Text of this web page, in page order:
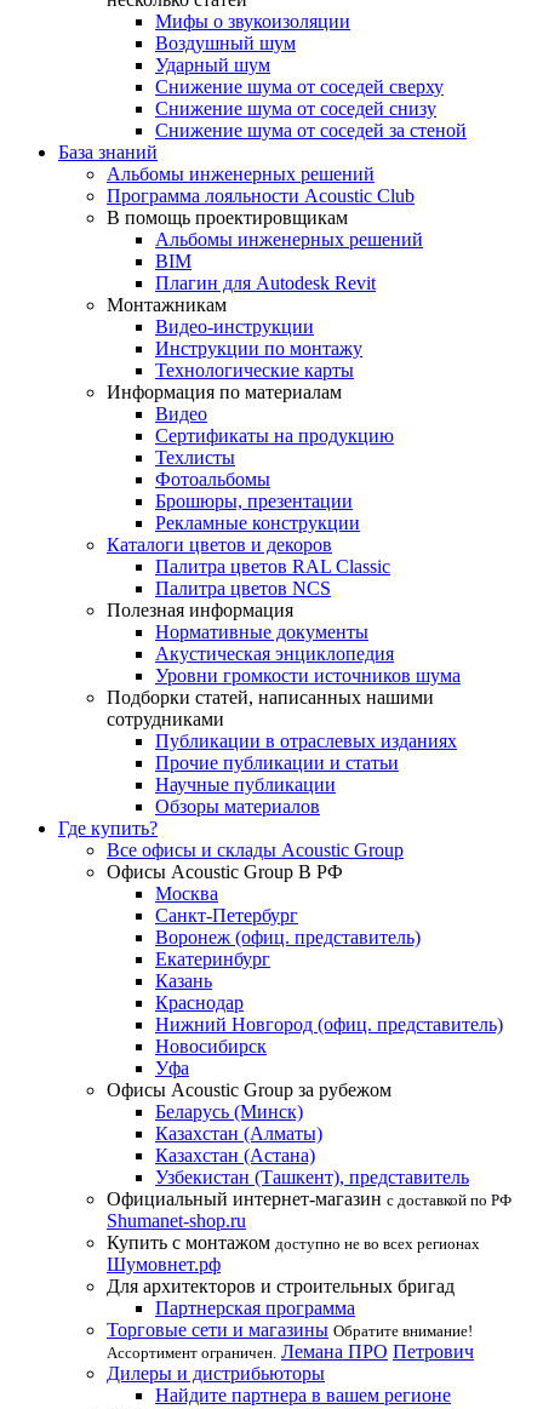
Мифы о звукоизоляции
Воздушный шум
Ударный шум
Снижение шума от соседей сверху
Снижение шума от соседей снизу
Снижение шума от соседей за стеной
База знаний
Альбомы инженерных решений
Программа лояльности Acoustic Club
В помощь проектировщикам
Альбомы инженерных решений
BIM
Плагин для Autodesk Revit
Монтажникам
Видео-инструкции
Инструкции по монтажу
Технологические карты
Информация по материалам
Видео
Сертификаты на продукцию
Техлисты
Фотоальбомы
Брошюры, презентации
Рекламные конструкции
Каталоги цветов и декоров
Палитра цветов RAL Сlassic
Палитра цветов NCS
Полезная информация
Нормативные документы
Акустическая энциклопедия
Уровни громкости источников шума
Подборки статей, написанных нашими
сотрудниками
Публикации в отраслевых изданиях
Прочие публикации и статьи
Научные публикации
Обзоры материалов
Где купить?
Все офисы и склады Acoustic Group
Офисы Acoustic Group В РФ
Москва
Санкт-Петербург
Воронеж (офиц. представитель)
Екатеринбург
Казань
Краснодар
Нижний Новгород (офиц. представитель)
Новосибирск
Уфа
Офисы Acoustic Group за рубежом
Беларусь (Минск)
Казахстан (Алматы)
Казахстан (Астана)
Узбекистан (Ташкент), представитель
Официальный интернет-магазин с доставкой по РФ
Shumanet-shop.ru
Купить с монтажом доступно не во всех регионах
Шумовнет.рф
Для архитекторов и строительных бригад
Партнерская программа
Торговые сети и магазины Обратите внимание!
Ассортимент ограничен. Лемана ПРО Петрович
Дилеры и дистрибьюторы
Найдите партнера в вашем регионе